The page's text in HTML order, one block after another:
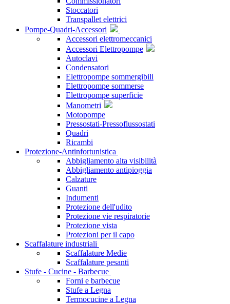
Stoccatori
Transpallet elettrici
Pompe-Quadri-Accessori
Accessori elettromeccanici
Accessori Elettropompe
Autoclavi
Condensatori
Elettropompe sommergibili
Elettropompe sommerse
Elettropompe superficie
Manometri
Motopompe
Pressostati-Pressoflussostati
Quadri
Ricambi
Protezione-Antinfortunistica
Abbigliamento alta visibilità
Abbigliamento antipioggia
Calzature
Guanti
Indumenti
Protezione dell'udito
Protezione vie respiratorie
Protezione vista
Protezioni per il capo
Scaffalature industriali
Scaffalature Medie
Scaffalature pesanti
Stufe - Cucine - Barbecue
Forni e barbecue
Stufe a Legna
Termocucine a Legna